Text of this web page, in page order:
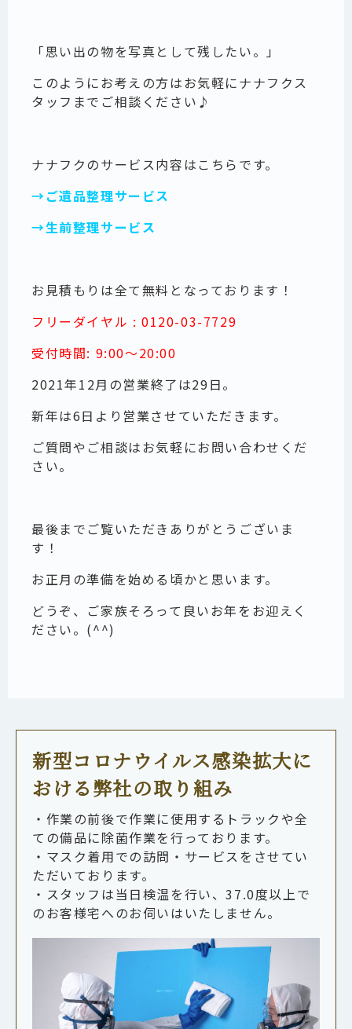
「思い出の物を写真として残したい。」
このようにお考えの方はお気軽にナナフクス
タッフまでご相談ください♪
ナナフクのサービス内容はこちらです。
→ご遺品整理サービス
→生前整理サービス
お見積もりは全て無料となっております！
フリーダイヤル : 0120-03-7729
受付時間: 9:00～20:00
2021年12月の営業終了は29日。
新年は6日より営業させていただきます。
ご質問やご相談はお気軽にお問い合わせくだ
さい。
最後までご覧いただきありがとうございま
す！
お正月の準備を始める頃かと思います。
どうぞ、ご家族そろって良いお年をお迎えく
ださい。(^^)
新型コロナウイルス感染拡大に
おける弊社の取り組み
・作業の前後で作業に使用するトラックや全
ての備品に除菌作業を行っております。
・マスク着用での訪問・サービスをさせてい
ただいております。
・スタッフは当日検温を行い、37.0度以上で
のお客様宅へのお伺いはいたしません。